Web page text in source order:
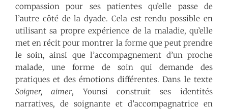
compassion pour ses patient·e·s qu’elle passe de
l’autre côté de la dyade. Cela est rendu possible en
utilisant sa propre expérience de la maladie, qu’elle
met en récit pour montrer la forme que peut prendre
le soin, ainsi que l’accompagnement d’un proche
malade, une forme de soin qui demande des
pratiques et des émotions différentes. Dans le texte
Soigner, aimer, Younsi construit ses identités
narratives, de soignante et d’accompagnatrice en